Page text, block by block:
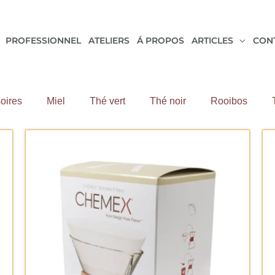
PROFESSIONNEL ATELIERS Á PROPOS ARTICLES
Miel Thé vert Thé noir Rooibos